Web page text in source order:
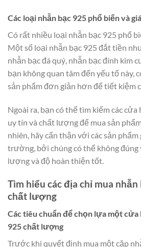
Các loại nhẫn bạc 925 phổ biến và
Có rất nhiều loại nhẫn bạc 925 phổ
Một số loại nhẫn bạc 925 đắt tiền
nhẫn bạc đá quý, nhẫn bạc đính kim
bạn không quan tâm đến yếu tố này,
sản phẩm đơn giản hơn để tiết kiệm
Ngoài ra, bạn có thể tìm kiếm các cửa
uy tín và chất lượng để mua sản
nhiên, hãy cẩn thận với các sản
trường, bởi chúng có thể không
lượng và độ hoàn thiện tốt.
Tìm hiểu các địa chỉ mua
chất lượng
Các tiêu chuẩn để chọn lựa một cửa
925 chất lượng
Trước khi quyết định mua một cặp